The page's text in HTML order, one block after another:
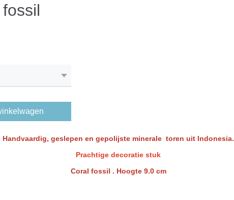
Handvaardig, geslepen en gepolijste minerale toren uit Indonesia.
Prachtige decoratie stuk
Coral fossil . Hoogte 9.0 cm